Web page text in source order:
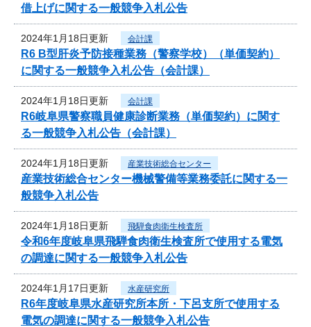
借上げに関する一般競争入札公告
2024年1月18日更新 会計課
R6 B型肝炎予防接種業務（警察学校）（単価契約）
に関する一般競争入札公告（会計課）
2024年1月18日更新 会計課
R6岐阜県警察職員健康診断業務（単価契約）に関す
る一般競争入札公告（会計課）
2024年1月18日更新 産業技術総合センター
産業技術総合センター機械警備等業務委託に関する一
般競争入札公告
2024年1月18日更新 飛騨食肉衛生検査所
令和6年度岐阜県飛騨食肉衛生検査所で使用する電気
の調達に関する一般競争入札公告
2024年1月17日更新 水産研究所
R6年度岐阜県水産研究所本所・下呂支所で使用する
電気の調達に関する一般競争入札公告